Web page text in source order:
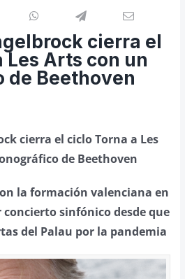
cierra el
Les Arts con un
de Beethoven
cierra el ciclo Torna a Les
de Beethoven
la formación valenciana en
sinfónico desde que
del Palau por la pandemia